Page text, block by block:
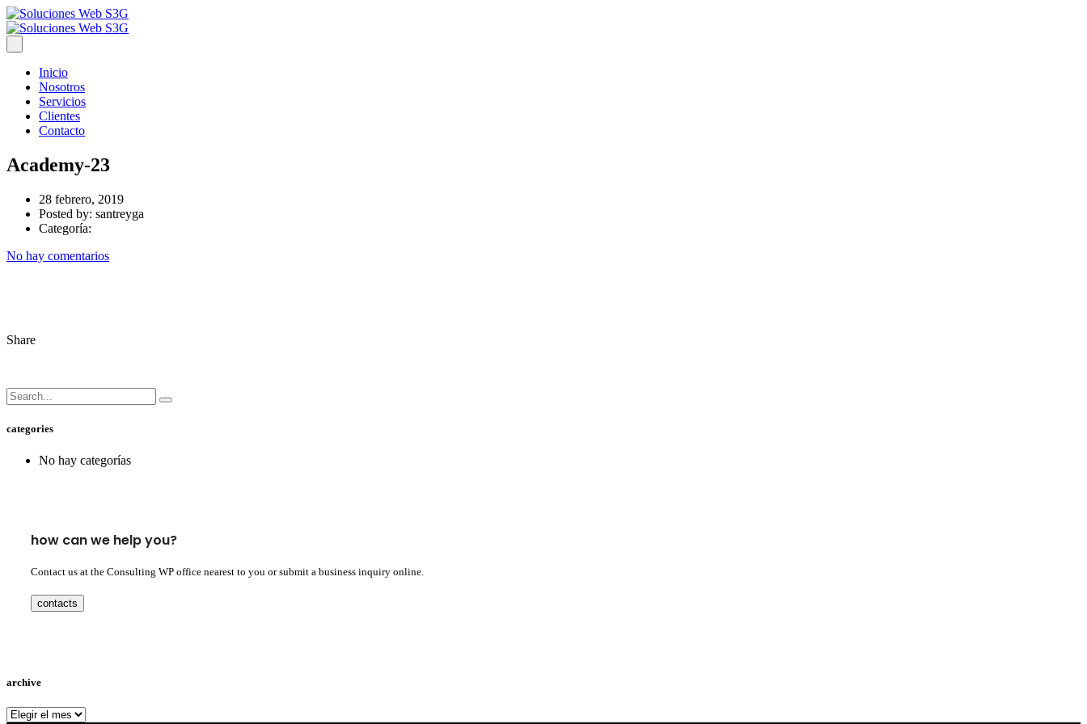
Inicio
Nosotros
Servicios
Clientes
Contacto
Academy-23
28 febrero, 2019
Posted by: santreyga
Categoría:
No hay comentarios
Share
categories
No hay categorías
how can we help you?
Contact us at the Consulting WP office nearest to you or submit a business inquiry online.
contacts
archive
archive